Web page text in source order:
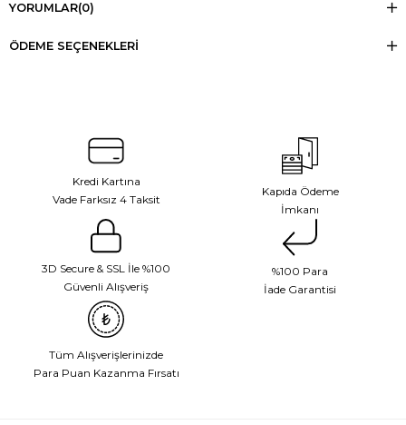
YORUMLAR(0)
ÖDEME SEÇENEKLERI
Kredi Kartına
Vade Farksız 4 Taksit
Kapıda Ödeme
İmkanı
3D Secure & SSL İle %100
Güvenli Alışveriş
%100 Para
İade Garantisi
Tüm Alışverişlerinizde
Para Puan Kazanma Fırsatı